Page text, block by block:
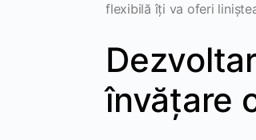
flexibilă îți va oferi
învățare